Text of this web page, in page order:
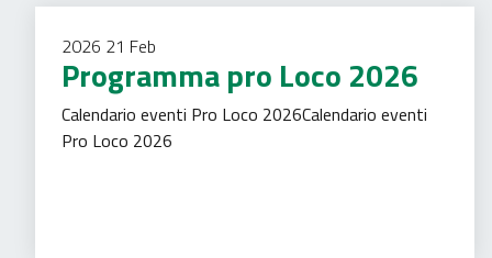
2026 21 Feb
Programma pro Loco 2026
Calendario eventi Pro Loco 2026Calendario eventi
Pro Loco 2026